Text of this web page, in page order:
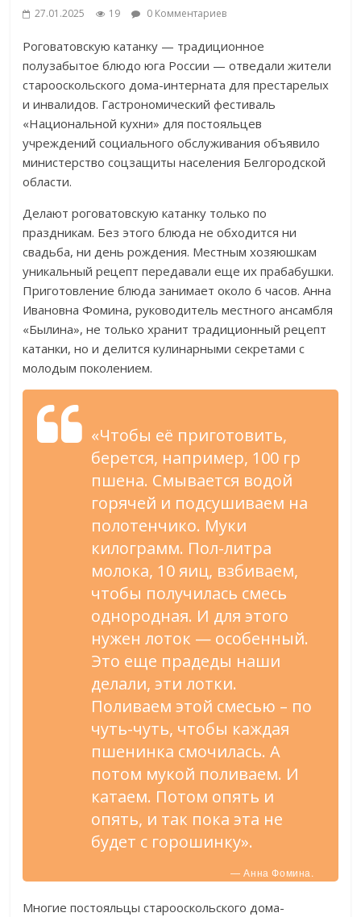
27.01.2025 19 0 Комментариев
Роговатовскую катанку — традиционное
полузабытое блюдо юга России — отведали жители
старооскольского дома-интерната для престарелых
и инвалидов. Гастрономический фестиваль
«Национальной кухни» для постояльцев
учреждений социального обслуживания объявило
министерство соцзащиты населения Белгородской
области.
Делают роговатовскую катанку только по
праздникам. Без этого блюда не обходится ни
свадьба, ни день рождения. Местным хозяюшкам
уникальный рецепт передавали еще их прабабушки.
Приготовление блюда занимает около 6 часов. Анна
Ивановна Фомина, руководитель местного ансамбля
«Былина», не только хранит традиционный рецепт
катанки, но и делится кулинарными секретами с
молодым поколением.
«Чтобы её приготовить,
берется, например, 100 гр
пшена. Смывается водой
горячей и подсушиваем на
полотенчико. Муки
килограмм. Пол-литра
молока, 10 яиц, взбиваем,
чтобы получилась смесь
однородная. И для этого
нужен лоток — особенный.
Это еще прадеды наши
делали, эти лотки.
Поливаем этой смесью – по
чуть-чуть, чтобы каждая
пшенинка смочилась. А
потом мукой поливаем. И
катаем. Потом опять и
опять, и так пока эта не
будет с горошинку».
— Анна Фомина.
Многие постояльцы старооскольского дома-